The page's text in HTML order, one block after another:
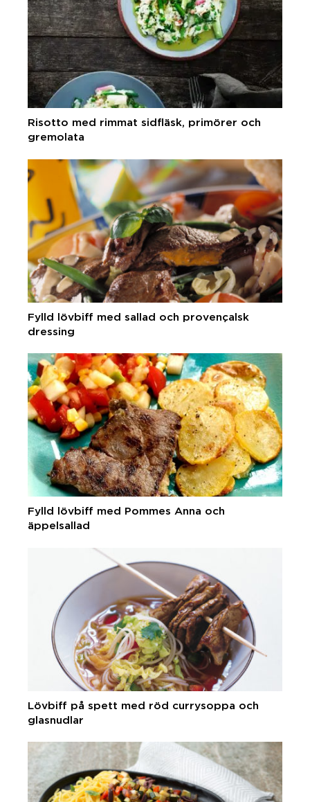
Risotto med rimmat sidfläsk, primörer och
gremolata
Fylld lövbiff med sallad och provençalsk
dressing
Fylld lövbiff med Pommes Anna och
äppelsallad
Lövbiff på spett med röd currysoppa och
glasnudlar